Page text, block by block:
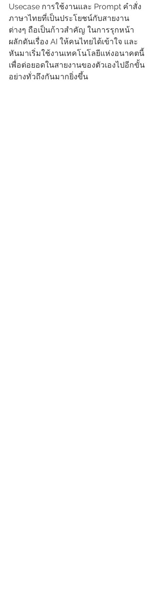
Usecase การใช้งานและ Prompt คำสั่ง
ภาษาไทยที่เป็นประโยชน์กับสายงาน
ต่างๆ ถือเป็นก้าวสำคัญ ในการรุกหน้า
ผลักดันเรื่อง AI ให้คนไทยได้เข้าใจ และ
หันมาเริ่มใช้งานเทคโนโลยีแห่งอนาคตนี้
เพื่อต่อยอดในสายงานของตัวเองไปอีกขั้น
อย่างทั่วถึงกันมากยิ่งขึ้น